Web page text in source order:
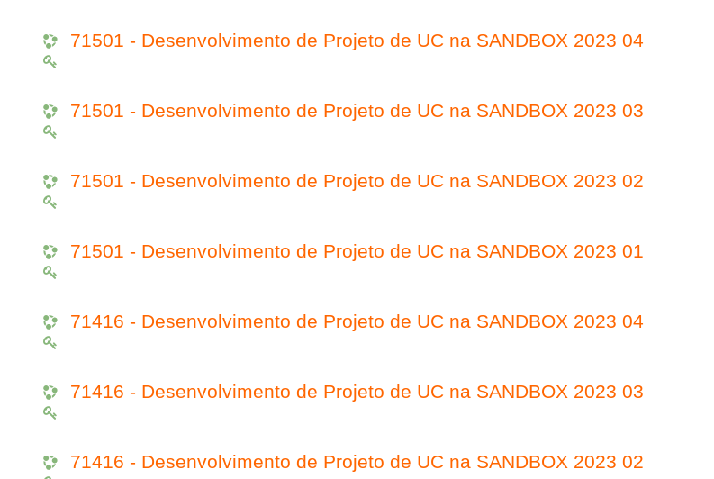
71501 - Desenvolvimento de Projeto de UC na SANDBOX 2023 04
71501 - Desenvolvimento de Projeto de UC na SANDBOX 2023 03
71501 - Desenvolvimento de Projeto de UC na SANDBOX 2023 02
71501 - Desenvolvimento de Projeto de UC na SANDBOX 2023 01
71416 - Desenvolvimento de Projeto de UC na SANDBOX 2023 04
71416 - Desenvolvimento de Projeto de UC na SANDBOX 2023 03
71416 - Desenvolvimento de Projeto de UC na SANDBOX 2023 02